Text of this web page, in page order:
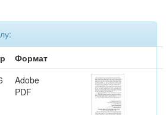
Формат
Adobe
PDF